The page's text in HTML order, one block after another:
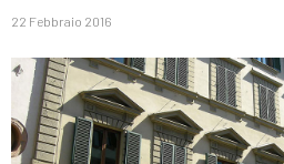
22 Febbraio 2016